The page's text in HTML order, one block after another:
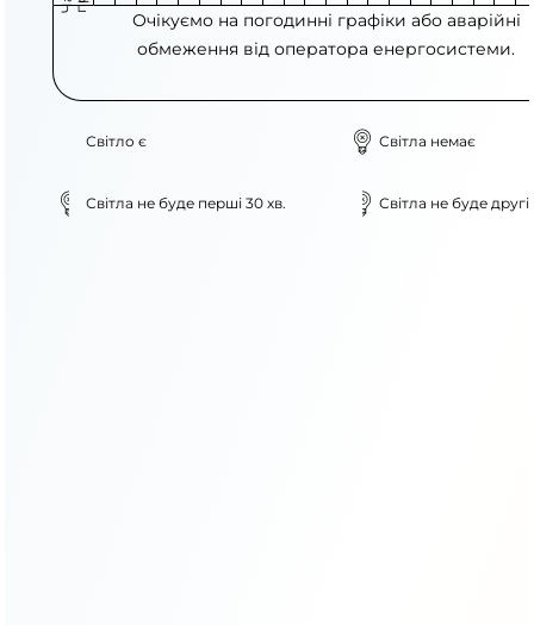
Очікуємо на погодинні графіки або аварійні
обмеження від оператора енергосистеми.
Світло є Світла немає
Світла не буде перші 30 хв. Світла не буде другі